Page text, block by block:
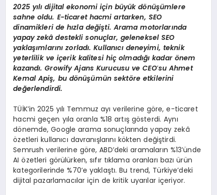
2025 yılı dijital ekonomi için büyük dönüşümlere
sahne oldu. E-ticaret hacmi artarken, SEO
dinamikleri de hızla değişti. Arama motorlarında
yapay zekâ destekli sonuçlar, geleneksel SEO
yaklaşımlarını zorladı. Kullanıcı deneyimi, teknik
yeterlilik ve içerik kalitesi hiç olmadığı kadar önem
kazandı. Growify Ajans Kurucusu ve CEO’su Ahmet
Kemal Apiş, bu dönüşümün sektöre etkilerini
değerlendirdi.
TÜİK’in 2025 yılı Temmuz ayı verilerine göre, e-ticaret
hacmi geçen yıla oranla %18 artış gösterdi. Aynı
dönemde, Google arama sonuçlarında yapay zekâ
özetleri kullanıcı davranışlarını kökten değiştirdi.
Semrush verilerine göre, ABD’deki aramaların %13’ünde
AI özetleri görülürken, sıfır tıklama oranları bazı ürün
kategorilerinde %70’e yaklaştı. Bu trend, Türkiye’deki
dijital pazarlamacılar için de kritik uyarılar içeriyor.